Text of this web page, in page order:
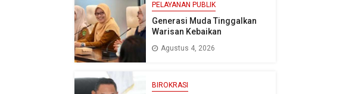
PELAYANAN PUBLIK
Generasi Muda Tinggalkan
Warisan Kebaikan
Agustus 4, 2026
BIROKRASI